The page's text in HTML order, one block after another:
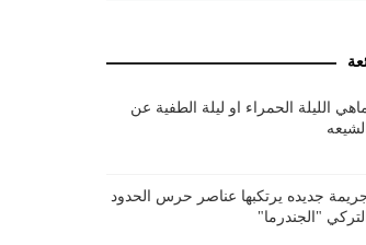
الليلة الحمراء او ليلة الطفية عن
الشيعه
جديده يرتكبها عناصر حرس الحدود
التركي "الجندرما"